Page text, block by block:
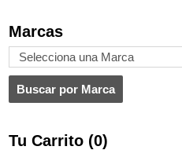
Marcas
Tu Carrito (0)